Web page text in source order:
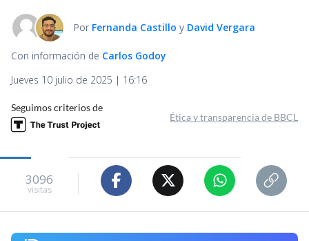
Por Fernanda Castillo y David Vergara
Con información de Carlos Godoy
Jueves 10 julio de 2025 | 16:16
Seguimos criterios de
Ética y transparencia de BBCL
3096
visitas